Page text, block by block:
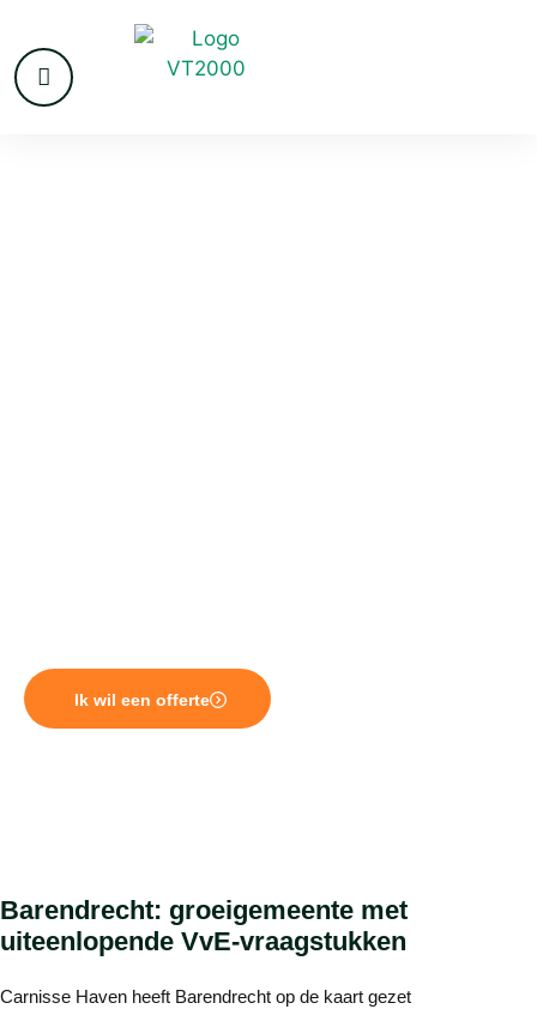
Ik wil een offerte
Barendrecht: groeigemeente met
uiteenlopende VvE-vraagstukken
Carnisse Haven heeft Barendrecht op de kaart gezet